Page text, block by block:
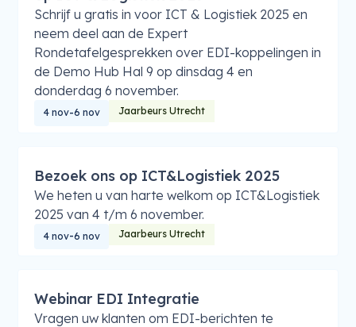
Schrijf u gratis in voor ICT & Logistiek 2025 en
neem deel aan de Expert
Rondetafelgesprekken over EDI-koppelingen in
de Demo Hub Hal 9 op dinsdag 4 en
donderdag 6 november.
4 nov-6 nov Jaarbeurs Utrecht
Bezoek ons op ICT&Logistiek 2025
We heten u van harte welkom op ICT&Logistiek
2025 van 4 t/m 6 november.
4 nov-6 nov Jaarbeurs Utrecht
Webinar EDI Integratie
Vragen uw klanten om EDI-berichten te